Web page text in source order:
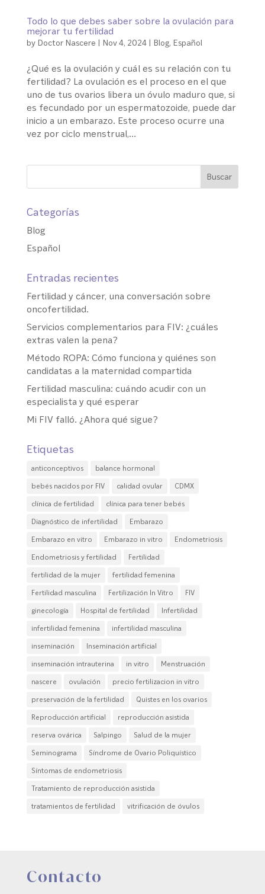
Todo lo que debes saber sobre la ovulación para
mejorar tu fertilidad
by Doctor Nascere | Nov 4, 2024| Blog, Español
¿Qué es la ovulación y cuál es su relación con tu
fertilidad? La ovulación es el proceso en el que
uno de tus ovarios libera un óvulo maduro que, si
es fecundado por un espermatozoide, puede dar
inicio a un embarazo. Este proceso ocurre una
vez por ciclo menstrual,...
Categorías
Blog
Español
Entradas recientes
Fertilidad y cáncer, una conversación sobre
oncofertilidad.
Servicios complementarios para FIV: ¿cuáles
extras valen la pena?
Método ROPA: Cómo funciona y quiénes son
candidatas a la maternidad compartida
Fertilidad masculina: cuándo acudir con un
especialista y qué esperar
Mi FIV falló. ¿Ahora qué sigue?
Etiquetas
anticonceptivos
balance hormonal
bebés nacidos por FIV
calidad ovular
CDMX
clínica de fertilidad
clínica para tener bebés
Diagnóstico de infertilidad
Embarazo
Embarazo en vitro
Embarazo in vitro
Endometriosis
Endometriosis y fertilidad
Fertilidad
fertilidad de la mujer
fertilidad femenina
Fertilidad masculina
Fertilización In Vitro
FIV
ginecología
Hospital de fertilidad
Infertilidad
infertilidad femenina
infertilidad masculina
inseminación
Inseminación artificial
inseminación intrauterina
in vitro
Menstruación
nascere
ovulación
precio fertilizacion in vitro
preservación de la fertilidad
Quistes en los ovarios
Reproducción artificial
reproducción asistida
reserva ovárica
Salpingo
Salud de la mujer
Seminograma
Síndrome de Ovario Poliquístico
Síntomas de endometriosis
Tratamiento de reproducción asistida
tratamientos de fertilidad
vitrificación de óvulos
Contacto